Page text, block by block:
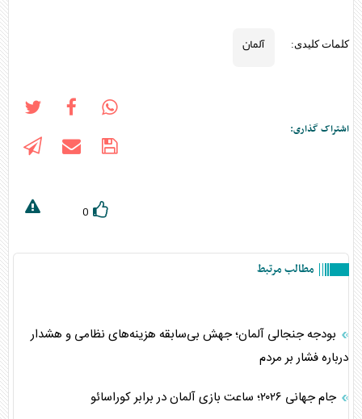
کلمات کلیدی: آلمان
اشتراک گذاری:
0
مطالب مرتبط
بودجه جنجالی آلمان؛ جهش بی‌سابقه هزینه‌های نظامی و هشدار
درباره فشار بر مردم
جام جهانی ۲۰۲۶؛ ساعت بازی آلمان در برابر کوراسائو